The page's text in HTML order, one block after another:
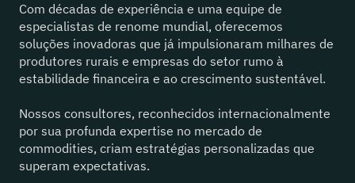
Com décadas de experiência e uma equipe de
especialistas de renome mundial, oferecemos
soluções inovadoras que já impulsionaram milhares de
produtores rurais e empresas do setor rumo à
estabilidade financeira e ao crescimento sustentável.
Nossos consultores, reconhecidos internacionalmente
por sua profunda expertise no mercado de
commodities, criam estratégias personalizadas que
superam expectativas.